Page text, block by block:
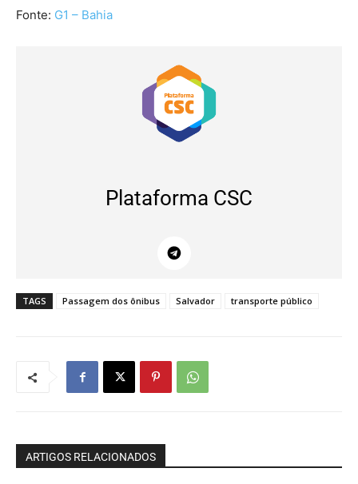
Fonte: G1 – Bahia
Plataforma CSC
TAGS Passagem dos ônibus Salvador transporte público
ARTIGOS RELACIONADOS